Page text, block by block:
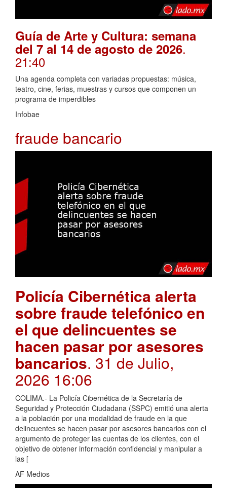
Guía de Arte y Cultura: semana
del 7 al 14 de agosto de 2026.
21:40
Una agenda completa con variadas propuestas: música,
teatro, cine, ferias, muestras y cursos que componen un
programa de imperdibles
Infobae
fraude bancario
Policía Cibernética alerta
sobre fraude telefónico en
el que delincuentes se
hacen pasar por asesores
bancarios. 31 de Julio,
2026 16:06
COLIMA.- La Policía Cibernética de la Secretaría de
Seguridad y Protección Ciudadana (SSPC) emitió una alerta
a la población por una modalidad de fraude en la que
delincuentes se hacen pasar por asesores bancarios con el
argumento de proteger las cuentas de los clientes, con el
objetivo de obtener información confidencial y manipular a
las [
AF Medios